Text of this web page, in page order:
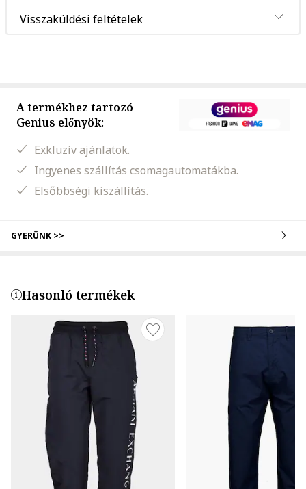
Visszaküldési feltételek
A termékhez tartozó
Genius előnyök:
Exkluzív ajánlatok.
Ingyenes szállítás csomagautomatákba.
Elsőbbségi kiszállítás.
GYERÜNK >>
Hasonló termékek